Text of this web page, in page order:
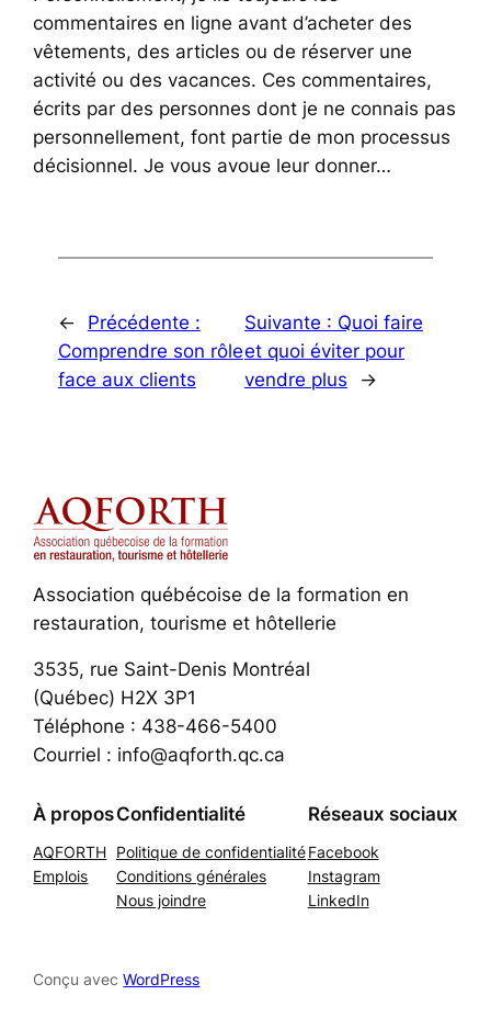
commentaires en ligne avant d’acheter des
vêtements, des articles ou de réserver une
activité ou des vacances. Ces commentaires,
écrits par des personnes dont je ne connais pas
personnellement, font partie de mon processus
décisionnel. Je vous avoue leur donner…
←
Précédente :
Comprendre son rôle
face aux clients
Suivante : Quoi faire
et quoi éviter pour
vendre plus
→
Association québécoise de la formation en
restauration, tourisme et hôtellerie
3535, rue Saint-Denis Montréal
(Québec) H2X 3P1
Téléphone : 438-466-5400
Courriel : info@aqforth.qc.ca
À propos
AQFORTH
Emplois
Confidentialité
Politique de confidentialité
Conditions générales
Nous joindre
Réseaux sociaux
Facebook
Instagram
LinkedIn
Conçu avecWordPress